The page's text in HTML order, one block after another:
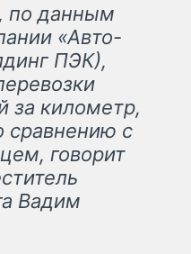
по данным
«Авто-
ПЭК),
за километр,
сравнению с
говорит
Вадим